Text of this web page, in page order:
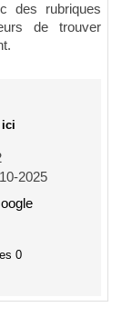
des rubriques
de trouver
ici
2025
0